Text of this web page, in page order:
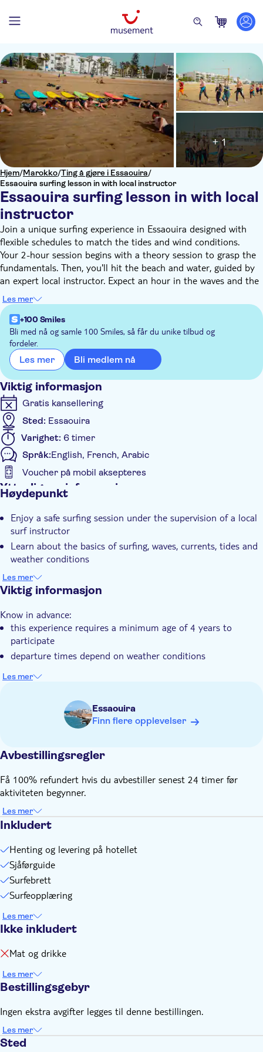
Hjem/Marokko/Ting å gjøre i Essaouira/
Essaouira surfing lesson in with local instructor
Essaouira surfing lesson in with local
instructor
+ 1
Join a unique surfing experience in Essaouira designed with
flexible schedules to match the tides and wind conditions.
Your 2-hour session begins with a theory session to grasp the
fundamentals. Then, you'll hit the beach and water, guided by
an expert local instructor. Expect an hour in the waves and the
remaining time for gear setup, wrap-up and instructor
feedback.
Surfing here welcomes everyone, whether you're starting out or
aiming to enhance your skills. Ride the waves with confidence,
no matter your level!
Les mer
+100 Smiles
Bli med nå og samle 100 Smiles, så får du unike tilbud og
fordeler.
Les mer Bli medlem nå
Viktig informasjon
Gratis kansellering
Sted: Essaouira
Varighet: 6 timer
Språk:English, French, Arabic
Voucher på mobil aksepteres
Ytterligere informasjon
Elektronisk billett
Hotel pick up
Transport included
Pet friendly
Høydepunkt
Enjoy a safe surfing session under the supervision of a local
surf instructor
Learn about the basics of surfing, waves, currents, tides and
weather conditions
Practice on the beach to train the basic positions and
paddling techniques
Les mer
Viktig informasjon
Know in advance:
this experience requires a minimum age of 4 years to
participate
departure times depend on weather conditions
Les mer
Essaouira
Finn flere opplevelser
Avbestillingsregler
Få 100% refundert hvis du avbestiller senest 24 timer før
aktiviteten begynner.
Les mer
Inkludert
Henting og levering på hotellet
Sjåførguide
Surfebrett
Surfeopplæring
Les mer
Ikke inkludert
Mat og drikke
Les mer
Bestillingsgebyr
Ingen ekstra avgifter legges til denne bestillingen.
Les mer
Sted